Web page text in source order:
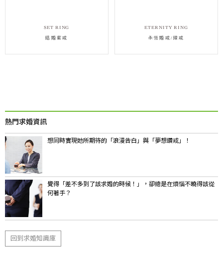
SET RING
結婚套戒
ETERNITY RING
永恆婚戒/線戒
回到求婚知識庫
熱門求婚資訊
想同時實現她所期待的「浪漫告白」與「夢想鑽戒」！
覺得「差不多到了該求婚的時候！」，卻總是在煩惱不曉得該從
何著手？